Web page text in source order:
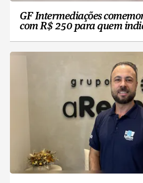
GF Intermediações
com R$ 250 para quem